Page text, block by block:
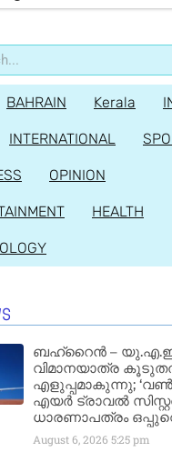
BAHRAIN Kerala
INTERNATIONAL
OPINION
HEALTH
ബഹ്‌റൈൻ –
വിമാനയാത്ര
എളുപ്പമാകുന്നു; ‘വൺ
എയർ ട്രാവൽ
ധാരണാപത്രം
August 6, 2026 5:25 pm